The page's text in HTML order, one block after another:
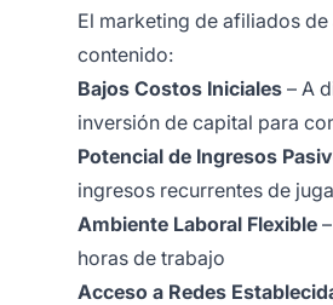
El marketing de afiliados
contenido:
Bajos Costos Iniciales – A
inversión de capital para
Potencial de Ingresos
ingresos recurrentes de
Ambiente Laboral Flexible
horas de trabajo
Acceso a Redes